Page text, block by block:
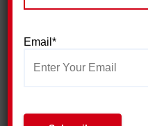
Email*